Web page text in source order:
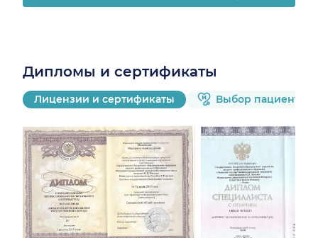
Дипломы и сертификаты
Лицензии и сертификаты Выбор пациентов